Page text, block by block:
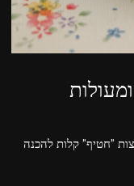
"חטיף" קלות להכנה